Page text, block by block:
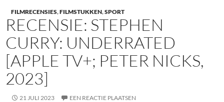
FILMRECENSIES,FILMSTUKKEN,SPORT
RECENSIE: STEPHEN
CURRY: UNDERRATED
[APPLE TV+; PETER NICKS,
2023]
21 JULI 2023 EEN REACTIE PLAATSEN